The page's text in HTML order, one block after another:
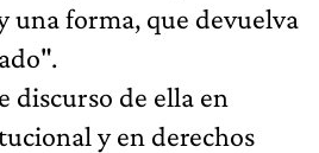
una forma, que devuelva
discurso de ella en
y en derechos